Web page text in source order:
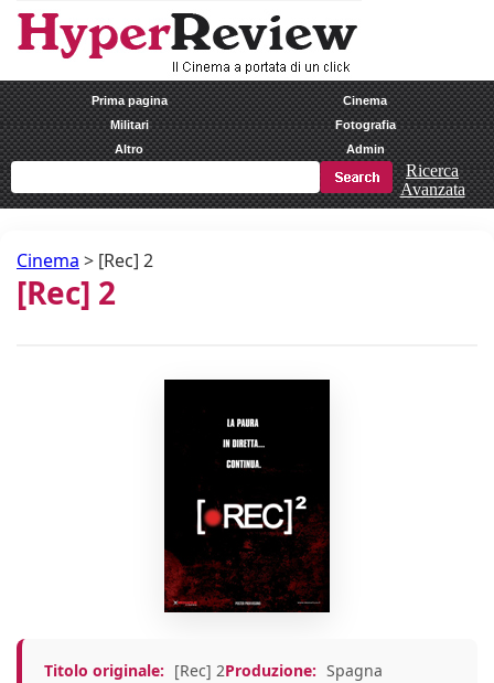
Prima pagina
Cinema
Militari
Fotografia
Altro
Admin
Ricerca
Avanzata
Cinema > [Rec] 2
[Rec] 2
Titolo originale: [Rec] 2Produzione: Spagna